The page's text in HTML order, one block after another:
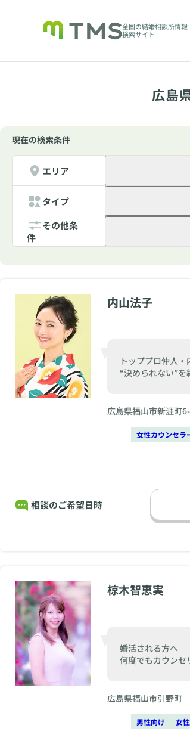
全国の結婚相談所情報
検索サイト
広島
現在の検索条件
エリア
タイプ
その他条
件
内山法子
トッププロ仲人・
“決められない”
広島県福山市新涯町
女性カウンセラ
相談のご希望日時
椋木智恵実
婚活される方へ
何度でもカウンセ
広島県福山市引野町
男性向け 女